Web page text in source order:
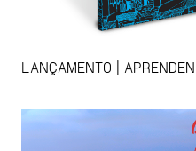
LANÇAMENTO |